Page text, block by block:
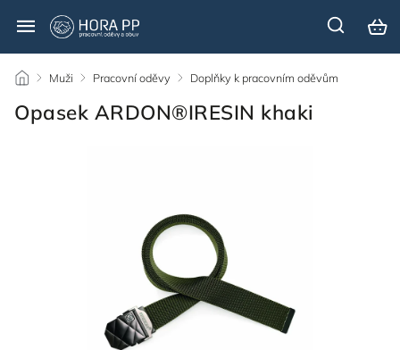
/ Muži / Pracovní oděvy / Doplňky k pracovním oděvům
Opasek ARDON®IRESIN khaki